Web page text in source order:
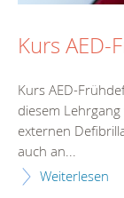
Kurs
Kurs AED-
diesem
externen
auch an...
Weiterlesen